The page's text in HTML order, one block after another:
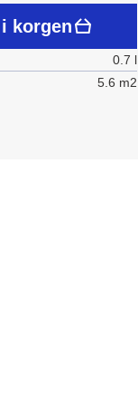
korgen
0.7 l
5.6 m2